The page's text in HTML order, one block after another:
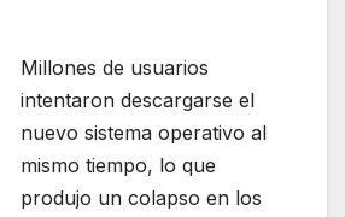
Millones de usuarios
intentaron descargarse el
nuevo sistema operativo al
mismo tiempo, lo que
produjo un colapso en los